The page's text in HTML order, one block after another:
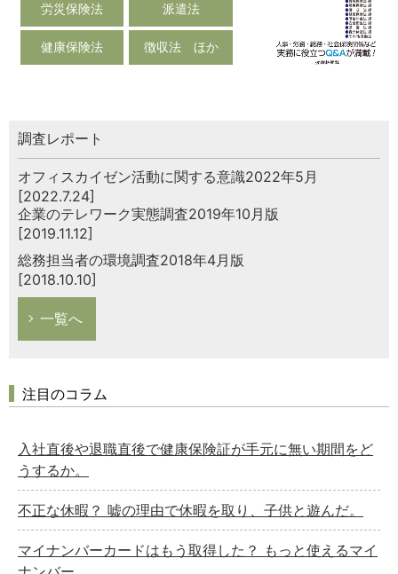
労災保険法 派遣法
健康保険法 徴収法 ほか
調査レポート
オフィスカイゼン活動に関する意識2022年5月
[2022.7.24]
企業のテレワーク実態調査2019年10月版
[2019.11.12]
総務担当者の環境調査2018年4月版
[2018.10.10]
一覧へ
注目のコラム
入社直後や退職直後で健康保険証が手元に無い期間をど
うするか。
不正な休暇？ 嘘の理由で休暇を取り、子供と遊んだ。
マイナンバーカードはもう取得した？ もっと使えるマイ